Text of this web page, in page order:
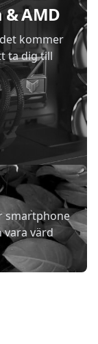
AMD
kommer
ta dig till
smartphone
vara värd